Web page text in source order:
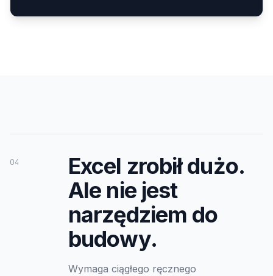
04
Excel zrobił dużo.
Ale nie jest
narzędziem do
budowy.
Wymaga ciągłego ręcznego